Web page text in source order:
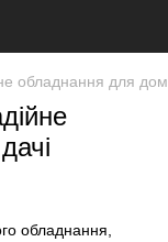
обладнання для
обладнання,